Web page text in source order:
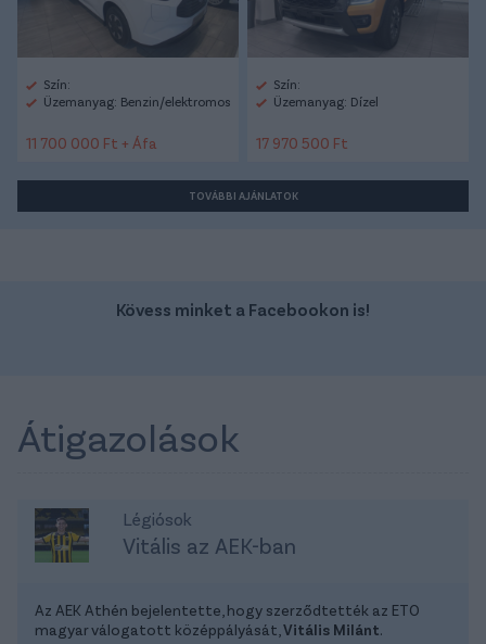
Szín:
Üzemanyag: Benzin/elektromos
11 700 000 Ft + Áfa
Szín:
Üzemanyag: Dízel
17 970 500 Ft
TOVÁBBI AJÁNLATOK
Kövess minket a Facebookon is!
Átigazolások
Légiósok
Vitális az AEK-ban
Az AEK Athén bejelentette, hogy szerződtették az ETO
magyar válogatott középpályását, Vitális Milánt.